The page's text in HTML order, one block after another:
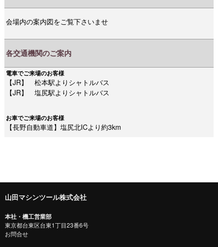
会場内の案内図をご覧下さいませ
各交通機関のご案内
電車でご来場のお客様
【JR】 松本駅よりシャトルバス
【JR】 塩尻駅よりシャトルバス
お車でご来場のお客様
【長野自動車道】塩尻北ICより約3km
山田マシンツール株式会社
本社・機工営業部
東京都台東区台東1丁目23番6号
お問合せ